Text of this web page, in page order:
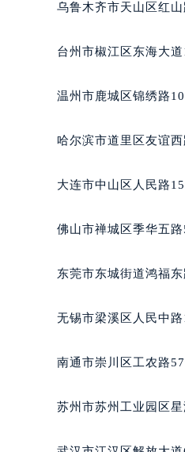
乌鲁木齐市天山区红
台州市椒江区东海大
温州市鹿城区锦绣路
哈尔滨市道里区友谊
大连市中山区人民路
佛山市禅城区季华五
东莞市东城街道鸿福
无锡市梁溪区人民中
南通市崇川区工农路
苏州市苏州工业园区